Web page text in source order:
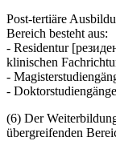
Post-tertiäre
Bereich besteht aus:
- Residentur
klinischen
-
-
(6) Der
übergreifenden